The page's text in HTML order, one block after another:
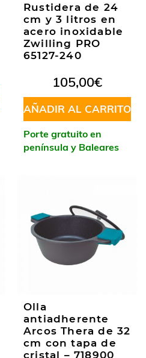
Rustidera de 24
cm y 3 litros en
acero inoxidable
Zwilling PRO
65127-240
105,00€
AÑADIR AL CARRITO
Porte gratuito en
península y Baleares
Olla
antiadherente
Arcos Thera de 32
cm con tapa de
cristal – 718900